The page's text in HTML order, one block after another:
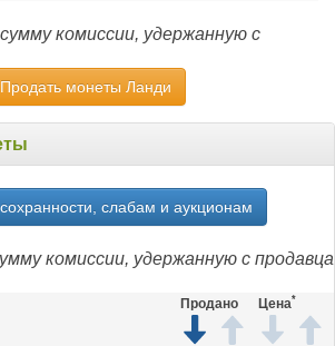
комиссии, удержанную с
Продать монеты Ланди
слабам и аукционам
комиссии, удержанную с продавца
Продано Цена*